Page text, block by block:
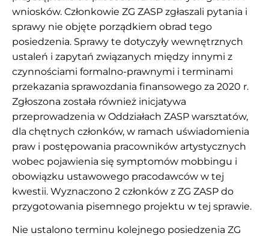
wniosków. Członkowie ZG ZASP zgłaszali pytania i
sprawy nie objęte porządkiem obrad tego
posiedzenia. Sprawy te dotyczyły wewnętrznych
ustaleń i zapytań związanych między innymi z
czynnościami formalno-prawnymi i terminami
przekazania sprawozdania finansowego za 2020 r.
Zgłoszona została również inicjatywa
przeprowadzenia w Oddziałach ZASP warsztatów,
dla chętnych członków, w ramach uświadomienia
praw i postępowania pracowników artystycznych
wobec pojawienia się symptomów mobbingu i
obowiązku ustawowego pracodawców w tej
kwestii. Wyznaczono 2 członków z ZG ZASP do
przygotowania pisemnego projektu w tej sprawie.
Nie ustalono terminu kolejnego posiedzenia ZG